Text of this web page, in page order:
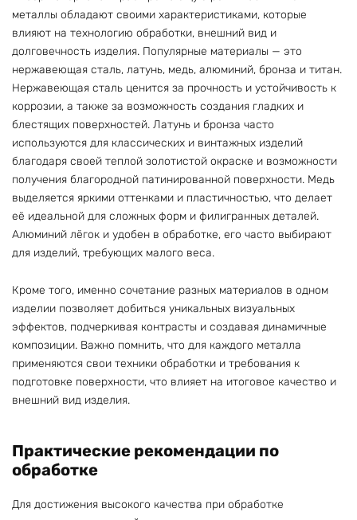
металлы обладают своими характеристиками, которые
влияют на технологию обработки, внешний вид и
долговечность изделия. Популярные материалы — это
нержавеющая сталь, латунь, медь, алюминий, бронза и титан.
Нержавеющая сталь ценится за прочность и устойчивость к
коррозии, а также за возможность создания гладких и
блестящих поверхностей. Латунь и бронза часто
используются для классических и винтажных изделий
благодаря своей теплой золотистой окраске и возможности
получения благородной патинированной поверхности. Медь
выделяется яркими оттенками и пластичностью, что делает
её идеальной для сложных форм и филигранных деталей.
Алюминий лёгок и удобен в обработке, его часто выбирают
для изделий, требующих малого веса.
Кроме того, именно сочетание разных материалов в одном
изделии позволяет добиться уникальных визуальных
эффектов, подчеркивая контрасты и создавая динамичные
композиции. Важно помнить, что для каждого металла
применяются свои техники обработки и требования к
подготовке поверхности, что влияет на итоговое качество и
внешний вид изделия.
Практические рекомендации по
обработке
Для достижения высокого качества при обработке